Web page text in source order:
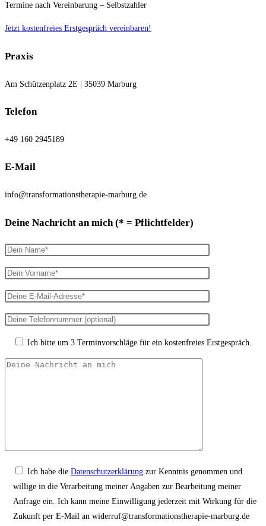
Termine nach Vereinbarung – Selbstzahler
Jetzt kostenfreies Erstgespräch vereinbaren!
Praxis
Am Schützenplatz 2E | 35039 Marburg
Telefon
+49 160 2945189
E-Mail
info@transformationstherapie-marburg.de
Deine Nachricht an mich (* = Pflichtfelder)
Ich bitte um 3 Terminvorschläge für ein kostenfreies Erstgespräch.
Ich habe die Datenschutzerklärung zur Kenntnis genommen und
willige in die Verarbeitung meiner Angaben zur Bearbeitung meiner
Anfrage ein. Ich kann meine Einwilligung jederzeit mit Wirkung für die
Zukunft per E-Mail an widerruf@transformationstherapie-marburg.de